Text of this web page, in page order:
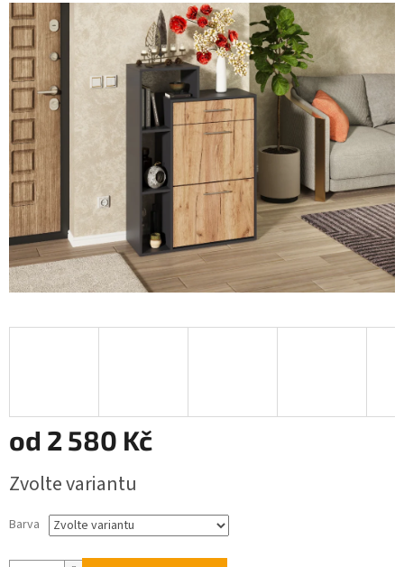
produktu
je
0,0
z
5
hvězdiček.
od 2 580 Kč
cena:
Zvolte variantu
Barva